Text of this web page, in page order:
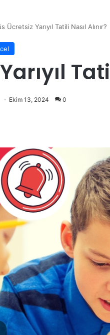
Ücretsiz Yarıyıl Tatili Nasıl Alınır?
Ekim 13, 2024 0